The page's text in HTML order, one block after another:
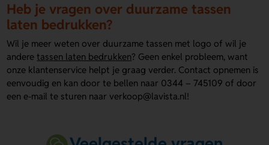
Heb je vragen over duurzame tassen
laten bedrukken?
Wil je meer weten over duurzame tassen met logo of wil je
andere tassen laten bedrukken? Geen enkel probleem, want
onze klantenservice helpt je graag verder. Contact opnemen is
eenvoudig en kan door te bellen naar 0344 – 745109 of door
een e-mail te sturen naar verkoop@lavista.nl!